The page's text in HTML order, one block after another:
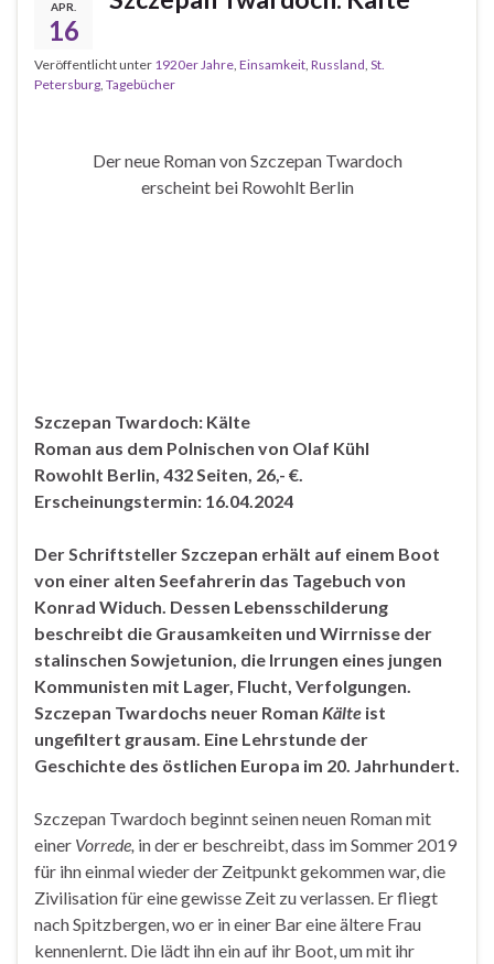
APR.
16
Veröffentlicht unter 1920er Jahre Einsamkeit Russland St.
Petersburg Tagebücher
Der neue Roman von Szczepan Twardoch
erscheint bei Rowohlt Berlin
Szczepan Twardoch: Kälte
Roman aus dem Polnischen von Olaf Kühl
Rowohlt Berlin, 432 Seiten, 26,- €.
Erscheinungstermin: 16.04.2024
Der Schriftsteller Szczepan erhält auf einem Boot
von einer alten Seefahrerin das Tagebuch von
Konrad Widuch. Dessen Lebensschilderung
beschreibt die Grausamkeiten und Wirrnisse der
stalinschen Sowjetunion, die Irrungen eines jungen
Kommunisten mit Lager, Flucht, Verfolgungen.
Szczepan Twardochs neuer Roman Kälte ist
ungefiltert grausam. Eine Lehrstunde der
Geschichte des östlichen Europa im 20. Jahrhundert.
Szczepan Twardoch beginnt seinen neuen Roman mit
einer Vorrede, in der er beschreibt, dass im Sommer 2019
für ihn einmal wieder der Zeitpunkt gekommen war, die
Zivilisation für eine gewisse Zeit zu verlassen. Er fliegt
nach Spitzbergen, wo er in einer Bar eine ältere Frau
kennenlernt. Die lädt ihn ein auf ihr Boot, um mit ihr